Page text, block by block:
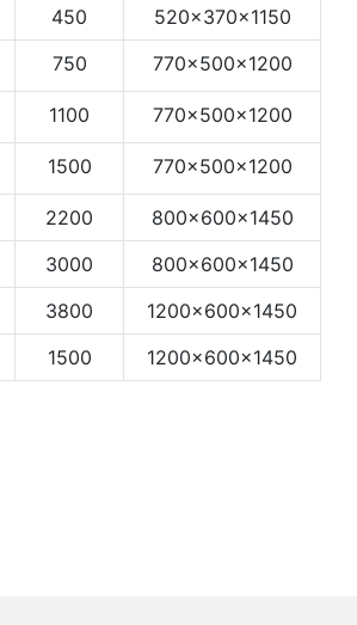
450
520×370×1150
750 770×500×1200
1100 770×500×1200
1500 770×500×1200
2200
800×600×1450
3000
800×600×1450
3800
1200×600×1450
1500 1200×600×1450